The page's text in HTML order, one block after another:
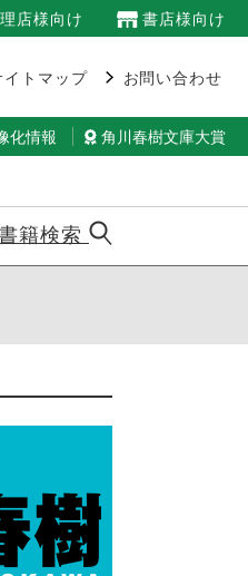
店様向け 書店様向け
イトマップ お問い合わせ
化情報 角川春樹文庫大賞
籍検索